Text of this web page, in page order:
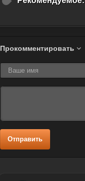
Прокомментировать
Отправить